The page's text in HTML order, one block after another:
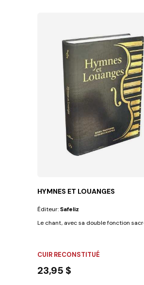
HYMNES ET LOUANGES
Éditeur:Safeliz
Le chant, avec sa double fonction
CUIR RECONSTITUÉ
23,95 $